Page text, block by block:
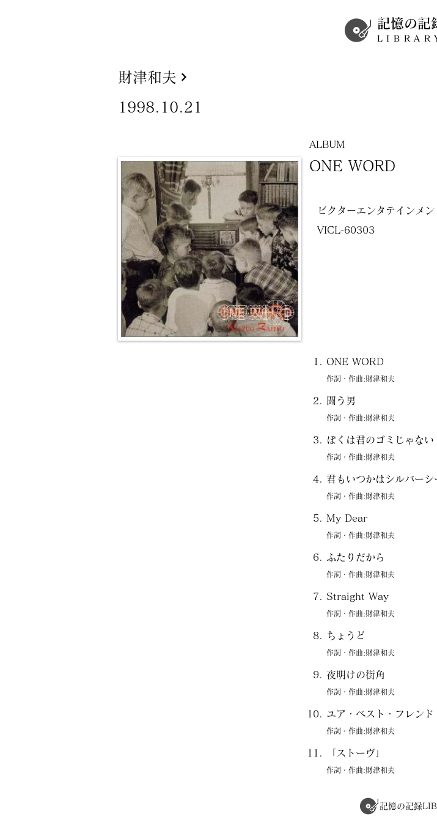
記憶の記
財津和夫
1998.10.21
ALBUM
ONE WORD
ビクターエンタテインメン
VICL-60303
ONE WORD
作詞・作曲:財津和夫
闘う男
作詞・作曲:財津和夫
ぼくは君のゴミじゃない
作詞・作曲:財津和夫
君もいつかはシルバーシ
作詞・作曲:財津和夫
My Dear
作詞・作曲:財津和夫
ふたりだから
作詞・作曲:財津和夫
Straight Way
作詞・作曲:財津和夫
ちょうど
作詞・作曲:財津和夫
夜明けの街角
作詞・作曲:財津和夫
ユア・ベスト・フレンド
作詞・作曲:財津和夫
「ストーヴ」
作詞・作曲:財津和夫
記憶の記録